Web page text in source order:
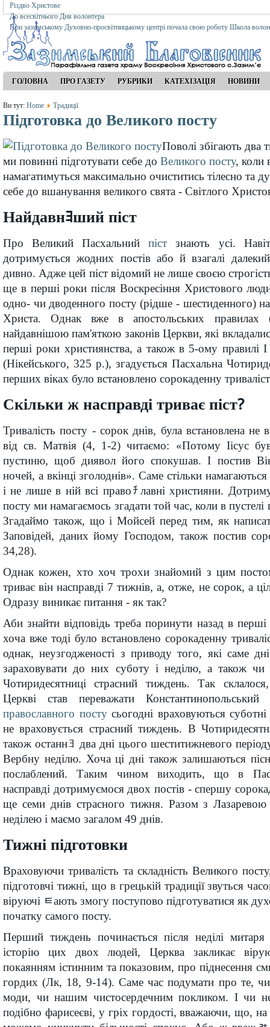
Різдво Христове
До всесвітнього Дня волонтера
При зазимському Духовно-просвітницькому центрі почала свою роботу Школа
ГОЛОВНА ПРО ГАЗЕТУ РУБРИКИ КАТЕХІЗАЦІЯ НОВИНИ
Ви тут: Home Традиції
Підготовка до Великого посту
Поволі збігають два
ми повинні підготувати себе до Великого посту, коли
намагатимуться максимально очиститись тілесно та
себе до вшанування великого свята - Світлого
Найдавнﾖший піст
Про Великий Пасхальнийпіст знають усі.
дотримується жодних постів або й взагалі
дивно. Адже цей піст відомий не лише своєю
ще в перші роки після Воскресіння Христового
одно- чи дводенного посту (рідше - шестиденного) на
Христа. Однак вже в апостольських
найдавнішою пам'яткою законів Церкви, які
перші роки християнства, а також в 5-ому правилі
(Нікейського, 325 р.), згадується Пасхальна
перших віках було встановлено сорокаденну
Скільки ж насправді триває піст?
Тривалість посту - сорок днів, була встановлена не
від св. Матвія (4, 1-2) читаємо: «Потому Іісус
пустиню, щоб диявол його спокушав. І постив
ночей, а вкінці зголоднів». Саме стільки
і не лише в ній всі правоﾁлавні християни.
посту ми намагаємось згадати той час, коли в
Згадаймо також, що і Мойсей перед тим, як
Заповідей, даних йому Господом, також постив
34,28).
Однак кожен, хто хоч трохи знайомий з цим
триває він насправді 7 тижнів, а, отже, не сорок, а
Одразу виникає питання - як так?
Аби знайти відповідь треба поринути назад в перші
хоча вже тоді було встановлено сорокаденну
однак, неузгодженості з приводу того, які саме
зараховувати до них суботу і неділю, а також чи
Чотиридесятниці страсний тиждень. Так
Церкві став переважати
православного постусьогодні враховуються суботні
не враховується страсний тиждень. В
також останнﾖ два дні цього шеститижневого
Вербну неділю. Хоча ці дні також залишаються
послаблений. Таким чином виходить, що в
насправді дотримуємося двох постів - спершу
ще семи днів страсного тижня. Разом з
неділею і маємо загалом 49 днів.
Тижні підготовки
Враховуючи тривалість та складність Великого
підготовчі тижні, що в грецькій традиції звуться
віруючі ﾼають змогу поступово підготуватися як
початку самого посту.
Перший тиждень починається після неділі
історію цих двох людей, Церква закликає
покаянням істинним та показовим, про піднесення
гордих (Лк, 18, 9-14). Саме час подумати про те,
моди, чи нашим чистосердечним покликом. І чи
подібно фарисеєві, у гріх гордості, вважаючи, що, на